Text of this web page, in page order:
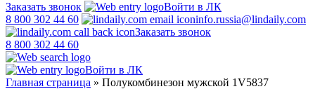
Заказать звонок
Войти в ЛК
8 800 302 44 60
info.russia@lindaily.com
Заказать звонок
8 800 302 44 60
Войти в ЛК
Главная страница » Полукомбинезон мужской 1V5837